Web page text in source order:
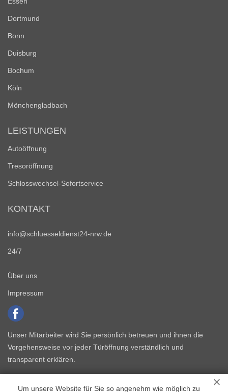
Um unsere Website für Sie so angenehm wie möglich zu
Dortmund
Bonn
Duisburg
Bochum
Köln
Mönchengladbach
LEISTUNGEN
Autoöffnung
Tresoröffnung
Schlosswechsel-Sofortservice
KONTAKT
info@schluesseldienst24-nrw.de
24/7
Über uns
Impressum
Unser Mitarbeiter wird Sie persönlich betreuen und ihnen die
Vorgehensweise vor jeder Türöffnung verständlich und
transparent erklären.